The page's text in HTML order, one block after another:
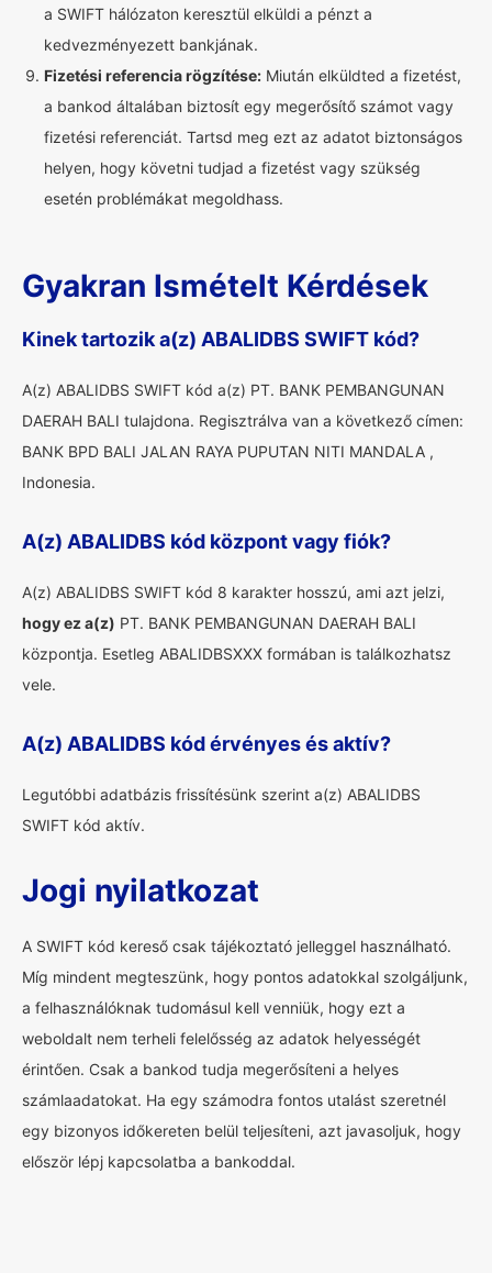
a SWIFT hálózaton keresztül elküldi a pénzt a
kedvezményezett bankjának.
Fizetési referencia rögzítése: Miután elküldted a fizetést,
a bankod általában biztosít egy megerősítő számot vagy
fizetési referenciát. Tartsd meg ezt az adatot biztonságos
helyen, hogy követni tudjad a fizetést vagy szükség
esetén problémákat megoldhass.
Gyakran Ismételt Kérdések
Kinek tartozik a(z) ABALIDBS SWIFT kód?
A(z) ABALIDBS SWIFT kód a(z) PT. BANK PEMBANGUNAN
DAERAH BALI tulajdona. Regisztrálva van a következő címen:
BANK BPD BALI JALAN RAYA PUPUTAN NITI MANDALA ,
Indonesia.
A(z) ABALIDBS kód központ vagy fiók?
A(z) ABALIDBS SWIFT kód 8 karakter hosszú, ami azt jelzi,
hogy ez a(z) PT. BANK PEMBANGUNAN DAERAH BALI
központja. Esetleg ABALIDBSXXX formában is találkozhatsz
vele.
A(z) ABALIDBS kód érvényes és aktív?
Legutóbbi adatbázis frissítésünk szerint a(z) ABALIDBS
SWIFT kód aktív.
Jogi nyilatkozat
A SWIFT kód kereső csak tájékoztató jelleggel használható.
Míg mindent megteszünk, hogy pontos adatokkal szolgáljunk,
a felhasználóknak tudomásul kell venniük, hogy ezt a
weboldalt nem terheli felelősség az adatok helyességét
érintően. Csak a bankod tudja megerősíteni a helyes
számlaadatokat. Ha egy számodra fontos utalást szeretnél
egy bizonyos időkereten belül teljesíteni, azt javasoljuk, hogy
először lépj kapcsolatba a bankoddal.